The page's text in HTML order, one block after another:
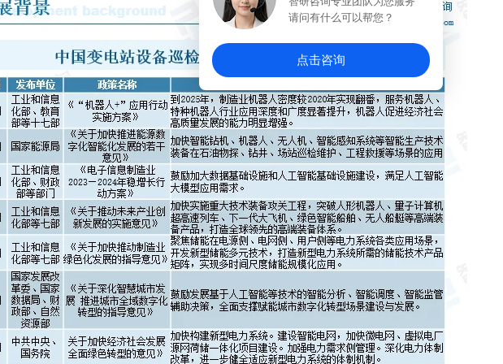
请问有什么可以帮您？
点击咨询